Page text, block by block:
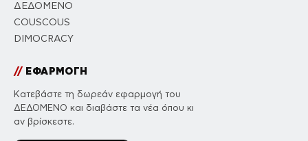
ΔΕΔΟΜΕΝΟ
COUSCOUS
DIMOCRACY
//ΕΦΑΡΜΟΓΗ
Κατεβάστε τη δωρεάν εφαρμογή του
ΔΕΔΟΜΕΝΟ και διαβάστε τα νέα όπου κι
αν βρίσκεστε.